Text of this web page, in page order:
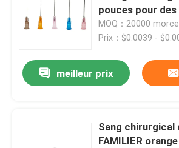
pouces pour des
MOQ：20000
Prix：$0.0039 -
meilleur prix
Sang chirurgical d'ANIMAL
FAMILIER